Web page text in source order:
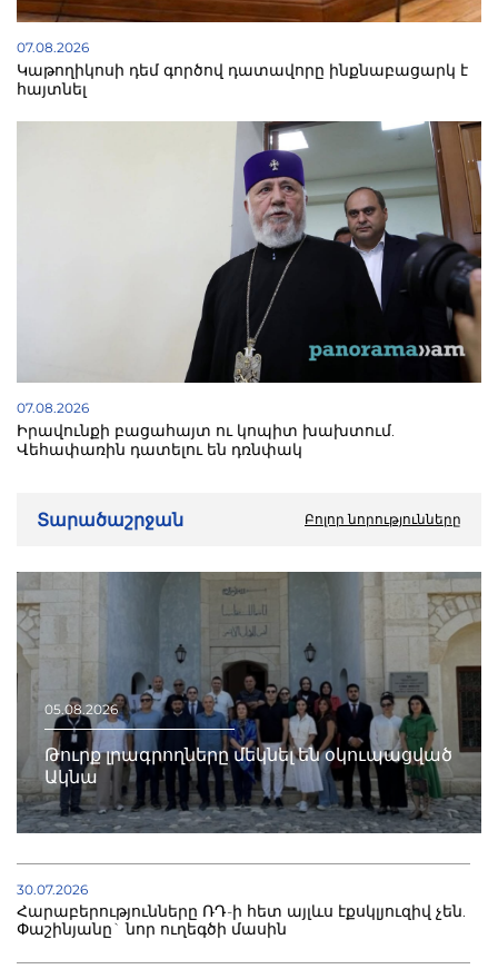
07.08.2026
Կաթողիկոսի դեմ գործով դատավորը ինքնաբացարկ է
հայտնել
07.08.2026
Իրավունքի բացահայտ ու կոպիտ խախտում.
Վեհափառին դատելու են դռնփակ
Տարածաշրջան Բոլոր նորությունները
05.08.2026
Թուրք լրագրողները մեկնել են օկուպացված
Ակնա
30.07.2026
Հարաբերությունները ՌԴ-ի հետ այլևս էքսկլյուզիվ չեն.
Փաշինյանը` նոր ուղեգծի մասին